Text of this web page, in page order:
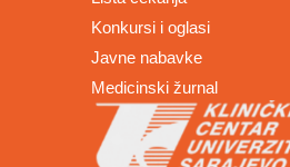
Konkursi i oglasi
Javne nabavke
Medicinski žurnal